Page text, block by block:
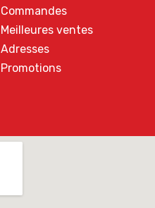
Commandes
Meilleures ventes
Adresses
Promotions